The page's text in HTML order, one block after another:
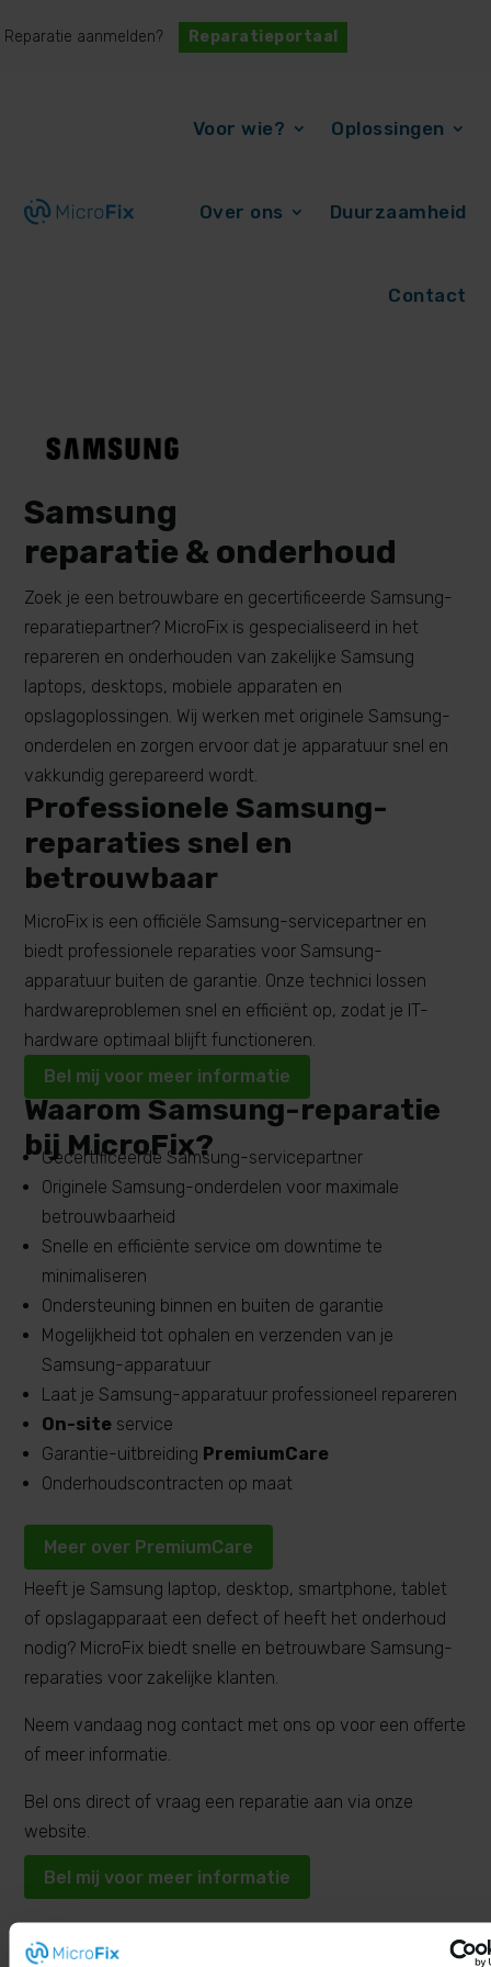
Reparatie aanmelden? Reparatieportaal
Voor wie? Oplossingen
Over ons Duurzaamheid
Contact
Samsung
reparatie & onderhoud
Zoek je een betrouwbare en gecertificeerde Samsung-
reparatiepartner? MicroFix is gespecialiseerd in het
repareren en onderhouden van zakelijke Samsung
laptops, desktops, mobiele apparaten en
opslagoplossingen. Wij werken met originele Samsung-
onderdelen en zorgen ervoor dat je apparatuur snel en
vakkundig gerepareerd wordt.
Professionele Samsung-
reparaties snel en
betrouwbaar
MicroFix is een officiële Samsung-servicepartner en
biedt professionele reparaties voor Samsung-
apparatuur buiten de garantie. Onze technici lossen
hardwareproblemen snel en efficiënt op, zodat je IT-
hardware optimaal blijft functioneren.
Bel mij voor meer informatie
Waarom Samsung-reparatie
bij MicroFix?
Gecertificeerde Samsung-servicepartner
Originele Samsung-onderdelen voor maximale
betrouwbaarheid
Snelle en efficiënte service om downtime te
minimaliseren
Ondersteuning binnen en buiten de garantie
Mogelijkheid tot ophalen en verzenden van je
Samsung-apparatuur
Laat je Samsung-apparatuur professioneel repareren
On-site service
Garantie-uitbreiding PremiumCare
Onderhoudscontracten op maat
Meer over PremiumCare
Heeft je Samsung laptop, desktop, smartphone, tablet
of opslagapparaat een defect of heeft het onderhoud
nodig? MicroFix biedt snelle en betrouwbare Samsung-
reparaties voor zakelijke klanten.
Neem vandaag nog contact met ons op voor een offerte
of meer informatie.
Bel ons direct of vraag een reparatie aan via onze
website.
Bel mij voor meer informatie